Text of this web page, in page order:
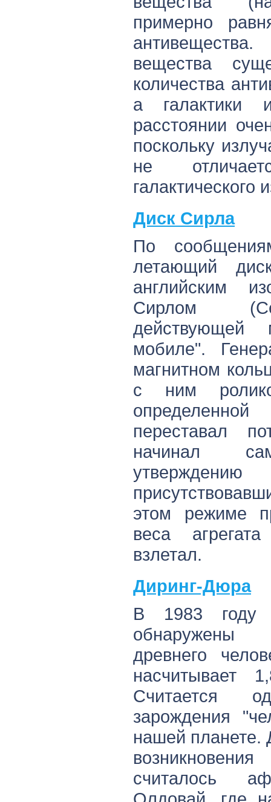
примерно
вещества
количества
а галактики
расстоянии
поскольку
не
галактического
Диск Сирла
По
летающий
английским
Сирлом
действующей
мобиле".
магнитном
с ним
переставал
начинал
этом режиме
веса
взлетал.
Диринг-Дюра
В 1983 году
обнаружены
древнего
насчитывает
Считается
зарождения
нашей планете.
считалось